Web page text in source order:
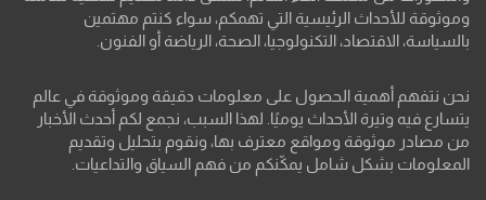
وموثوقة للأحداث الرئيسية التي تهمكم، سواء كنتم مهتمين
بالسياسة، الاقتصاد، التكنولوجيا، الصحة، الرياضة أو الفنون.
نحن نتفهم أهمية الحصول على معلومات دقيقة وموثوقة في عالم
يتسارع فيه وتيرة الأحداث يوميًا. لهذا السبب، نجمع لكم أحدث الأخبار
من مصادر موثوقة ومواقع معترف بها، ونقوم بتحليل وتقديم
المعلومات بشكل شامل يمكّنكم من فهم السياق والتداعيات.